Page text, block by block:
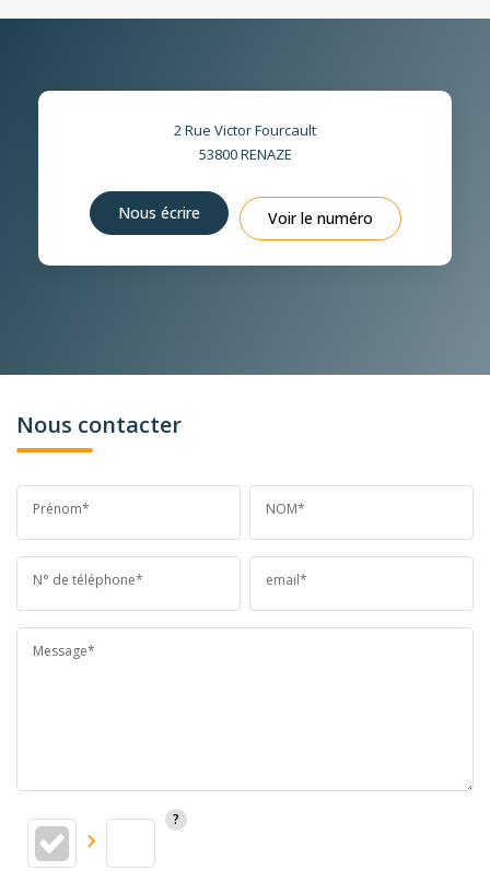
2 Rue Victor Fourcault
53800RENAZE
Nous écrire Voir le numéro
Nous contacter
Prénom* NOM*
N° de téléphone* email*
Message*